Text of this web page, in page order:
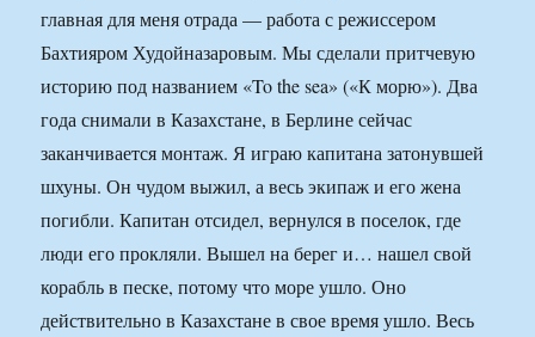
главная для меня отрада — работа с режиссером
Бахтияром Худойназаровым. Мы сделали притчевую
историю под названием «To the sea» («К морю»). Два
года снимали в Казахстане, в Берлине сейчас
заканчивается монтаж. Я играю капитана затонувшей
шхуны. Он чудом выжил, а весь экипаж и его жена
погибли. Капитан отсидел, вернулся в поселок, где
люди его прокляли. Вышел на берег и… нашел свой
корабль в песке, потому что море ушло. Оно
действительно в Казахстане в свое время ушло. Весь